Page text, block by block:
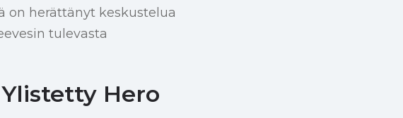
on herättänyt keskustelua
tulevasta
Hero